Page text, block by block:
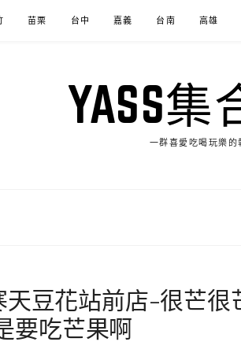
苗栗 台中 嘉義 台南 高雄
YASS集
一群喜愛吃喝玩樂的
天豆花站前店-很芒很
要吃芒果啊